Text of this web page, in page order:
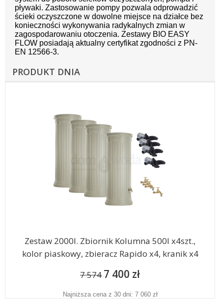
pływaki. Zastosowanie pompy pozwala odprowadzić
ścieki oczyszczone w dowolne miejsce na działce bez
konieczności wykonywania radykalnych zmian w
zagospodarowaniu otoczenia. Zestawy BIO EASY
FLOW posiadają aktualny certyfikat zgodności z PN-
EN 12566-3.
PRODUKT DNIA
Zestaw 2000l. Zbiornik Kolumna 500l x4szt.,
kolor piaskowy, zbieracz Rapido x4, kranik x4
7 574 7 400 zł
Najniższa cena z 30 dni: 7 060 zł